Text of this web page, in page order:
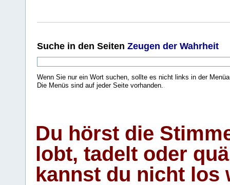
Suche in den Seiten Zeugen der Wahrheit
Wenn Sie nur ein Wort suchen, sollte es nicht links in der
Die Menüs sind auf jeder Seite vorhanden.
Du hörst die
lobt, tadelt oder
kannst du nicht los